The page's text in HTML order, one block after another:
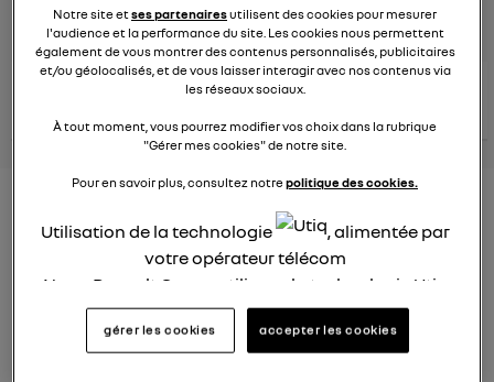
posez une question
consultez les
conseils
Nouveau modèle électrique
Renault 2022
Elsa32
Quel est le nouveau modèle électrique Renault cette
Notre site etses partenairesutilisent des cookies pour mesurer
l'audience et la performance du site. Les cookies nous permettent
également de vous montrer des contenus personnalisés, publicitaires
et/ou géolocalisés, et de vous laisser interagir avec nos contenus via
les réseaux sociaux.
À tout moment, vous pourrez modifier vos choix dans la rubrique
"Gérer mes cookies" de notre site.
Pour en savoir plus, consultez notrepolitique des cookies.
Utilisation de la technologie
, alimentée par
votre opérateur télécom
Nous, Renault Group, utilisons la technologie Utiq
pour nos activités digitales (telles que décrites
dans cette notice de consentement) et liées à
gérer les cookies accepter les cookies